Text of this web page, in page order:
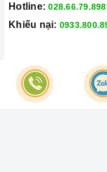
Hotline:
Khiếu nại:
© Bản quyền thuộc